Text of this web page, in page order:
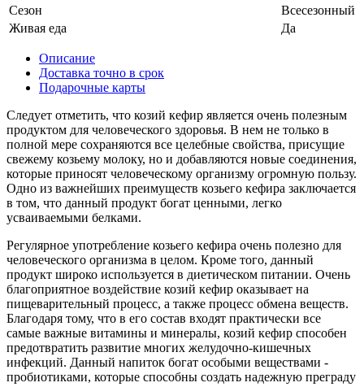
Сезон
Всесезонный
Живая еда
Да
Описание
Доставка точно в срок
Подарочные карты
Следует отметить, что козий кефир является очень полезным
продуктом для человеческого здоровья. В нем не только в
полной мере сохраняются все целебные свойства, присущие
свежему козьему молоку, но и добавляются новые соединения,
которые приносят человеческому организму огромную пользу.
Одно из важнейших преимуществ козьего кефира заключается
в том, что данный продукт богат ценными, легко
усваиваемыми белками.
Регулярное употребление козьего кефира очень полезно для
человеческого организма в целом. Кроме того, данный
продукт широко используется в диетическом питании. Очень
благоприятное воздействие козий кефир оказывает на
пищеварительный процесс, а также процесс обмена веществ.
Благодаря тому, что в его состав входят практически все
самые важные витамины и минералы, козий кефир способен
предотвратить развитие многих желудочно-кишечных
инфекций. Данный напиток богат особыми веществами -
пробиотиками, которые способны создать надежную преграду